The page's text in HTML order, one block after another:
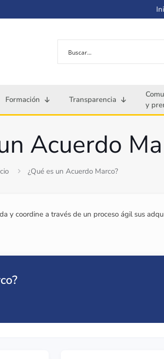
Formación Transparencia
y
Acuerdo
¿Qué es un Acuerdo Marco?
coordine a través de un proceso ágil sus